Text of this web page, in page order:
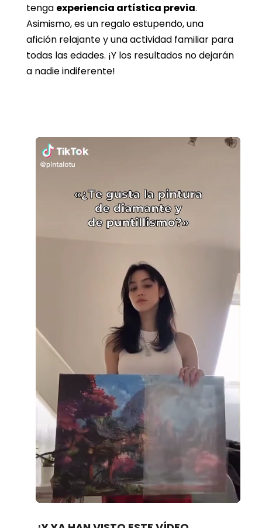
tenga experiencia artística previa.
Asimismo, es un regalo estupendo, una
afición relajante y una actividad familiar para
todas las edades. ¡Y los resultados no dejarán
a nadie indiferente!
Unmute Loaded:
100.00%